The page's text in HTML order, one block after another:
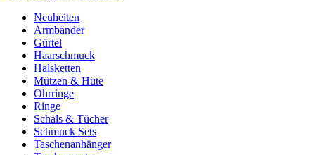
Neuheiten
Armbänder
Gürtel
Haarschmuck
Halsketten
Mützen & Hüte
Ohrringe
Ringe
Schals & Tücher
Schmuck Sets
Taschenanhänger